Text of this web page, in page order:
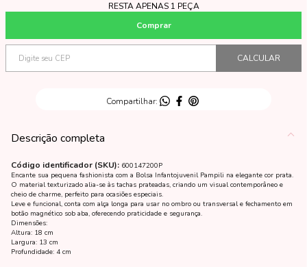
RESTA APENAS 1 PEÇA
Descrição completa
Código identificador (SKU): 600147200P
Encante sua pequena fashionista com a Bolsa Infantojuvenil Pampili na elegante cor prata.
O material texturizado alia-se às tachas prateadas, criando um visual contemporâneo e
cheio de charme, perfeito para ocasiões especiais.
Leve e funcional, conta com alça longa para usar no ombro ou transversal e fechamento em
botão magnético sob aba, oferecendo praticidade e segurança.
Dimensões:
Altura: 18 cm
Largura: 13 cm
Profundidade: 4 cm